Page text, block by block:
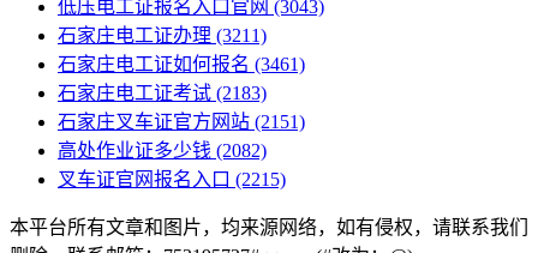
低压电工证报名入口官网 (3043)
石家庄电工证办理 (3211)
石家庄电工证如何报名 (3461)
石家庄电工证考试 (2183)
石家庄叉车证官方网站 (2151)
高处作业证多少钱 (2082)
叉车证官网报名入口 (2215)
本平台所有文章和图片，均来源网络，如有侵权，请联系我们